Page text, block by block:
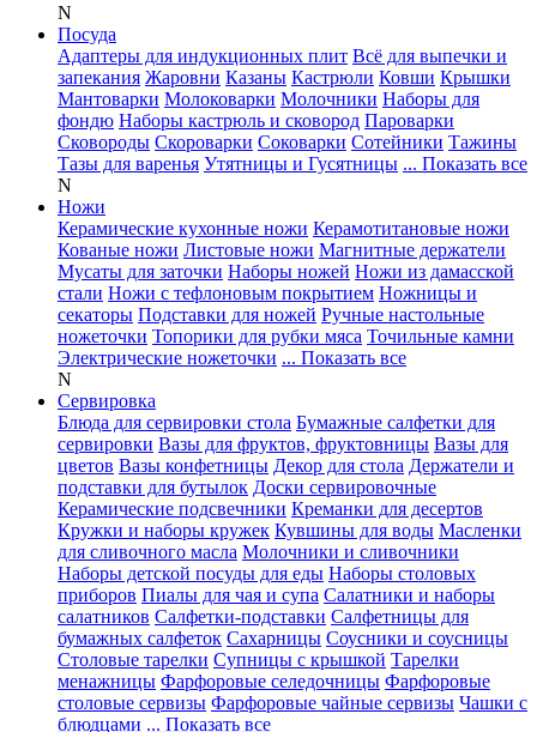
N
Посуда
Адаптеры для индукционных плит Всё для выпечки и
запекания Жаровни Казаны Кастрюли Ковши Крышки
Мантоварки Молоковарки Молочники Наборы для
фондю Наборы кастрюль и сковород Пароварки
Сковороды Скороварки Соковарки Сотейники Тажины
Тазы для варенья Утятницы и Гусятницы ... Показать все
N
Ножи
Керамические кухонные ножи Керамотитановые ножи
Кованые ножи Листовые ножи Магнитные держатели
Мусаты для заточки Наборы ножей Ножи из дамасской
стали Ножи с тефлоновым покрытием Ножницы и
секаторы Подставки для ножей Ручные настольные
ножеточки Топорики для рубки мяса Точильные камни
Электрические ножеточки ... Показать все
N
Сервировка
Блюда для сервировки стола Бумажные салфетки для
сервировки Вазы для фруктов, фруктовницы Вазы для
цветов Вазы конфетницы Декор для стола Держатели и
подставки для бутылок Доски сервировочные
Керамические подсвечники Креманки для десертов
Кружки и наборы кружек Кувшины для воды Масленки
для сливочного масла Молочники и сливочники
Наборы детской посуды для еды Наборы столовых
приборов Пиалы для чая и супа Салатники и наборы
салатников Салфетки-подставки Салфетницы для
бумажных салфеток Сахарницы Соусники и соусницы
Столовые тарелки Супницы с крышкой Тарелки
менажницы Фарфоровые селедочницы Фарфоровые
столовые сервизы Фарфоровые чайные сервизы Чашки с
блюдцами ... Показать все